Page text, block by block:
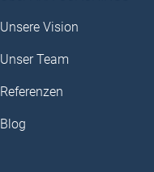
Unsere Vision
Unser Team
Referenzen
Blog